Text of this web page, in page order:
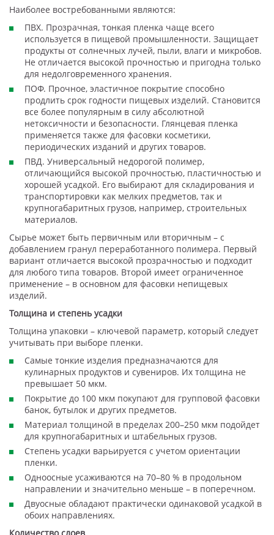
Наиболее востребованными являются:
ПВХ. Прозрачная, тонкая пленка чаще всего
используется в пищевой промышленности. Защищает
продукты от солнечных лучей, пыли, влаги и микробов.
Не отличается высокой прочностью и пригодна только
для недолговременного хранения.
ПОФ. Прочное, эластичное покрытие способно
продлить срок годности пищевых изделий. Становится
все более популярным в силу абсолютной
нетоксичности и безопасности. Глянцевая пленка
применяется также для фасовки косметики,
периодических изданий и других товаров.
ПВД. Универсальный недорогой полимер,
отличающийся высокой прочностью, пластичностью и
хорошей усадкой. Его выбирают для складирования и
транспортировки как мелких предметов, так и
крупногабаритных грузов, например, строительных
материалов.
Сырье может быть первичным или вторичным – с
добавлением гранул переработанного полимера. Первый
вариант отличается высокой прозрачностью и подходит
для любого типа товаров. Второй имеет ограниченное
применение – в основном для фасовки непищевых
изделий.
Толщина и степень усадки
Толщина упаковки – ключевой параметр, который следует
учитывать при выборе пленки.
Самые тонкие изделия предназначаются для
кулинарных продуктов и сувениров. Их толщина не
превышает 50 мкм.
Покрытие до 100 мкм покупают для групповой фасовки
банок, бутылок и других предметов.
Материал толщиной в пределах 200–250 мкм подойдет
для крупногабаритных и штабельных грузов.
Степень усадки варьируется с учетом ориентации
пленки.
Одноосные усаживаются на 70–80 % в продольном
направлении и значительно меньше – в поперечном.
Двуосные обладают практически одинаковой усадкой в
обоих направлениях.